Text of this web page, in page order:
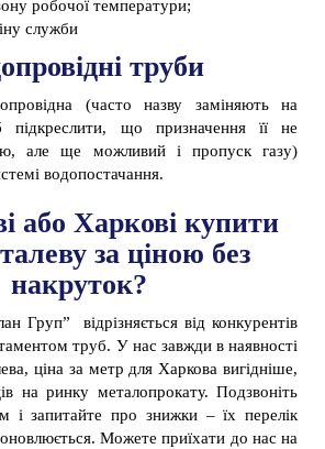
робочої температури;
служби
труби
(часто назву заміняють на
що призначення її не
але ще можливий і пропуск газу)
водопостачання.
або Харкові купити
за ціною без
накруток?
Груп” відрізняється від конкурентів
труб. У нас завжди в наявності
ціна за метр для Харкова вигідніше,
на ринку металопрокату. Подзвоніть
і запитайте про знижки – їх перелік
оновлюється. Можете приїхати до нас на